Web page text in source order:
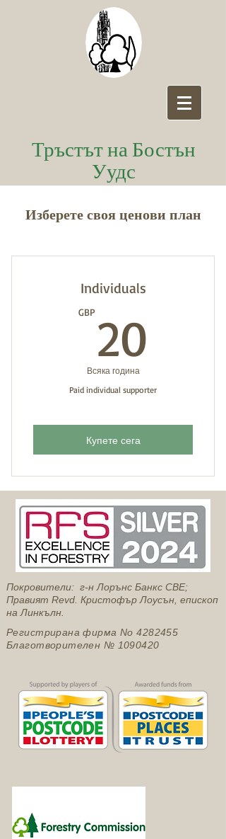
Тръстът на Бостън
Уудс
Изберете своя ценови план
Individuals
GBP 20
Всяка година
Paid individual supporter
Купете сега
Покровители: г-н Лорънс Банкс CBE;
Правият Revd. Кристофър Лоусън, епископ
на Линкълн.
Регистрирана фирма No4282455
Благотворителен № 1090420